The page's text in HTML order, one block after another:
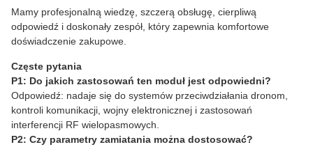
Mamy profesjonalną wiedzę, szczerą obsługę, cierpliwą
odpowiedź i doskonały zespół, który zapewnia komfortowe
doświadczenie zakupowe.
Częste pytania
P1: Do jakich zastosowań ten moduł jest odpowiedni?
Odpowiedź: nadaje się do systemów przeciwdziałania dronom,
kontroli komunikacji, wojny elektronicznej i zastosowań
interferencji RF wielopasmowych.
P2: Czy parametry zamiatania można dostosować?